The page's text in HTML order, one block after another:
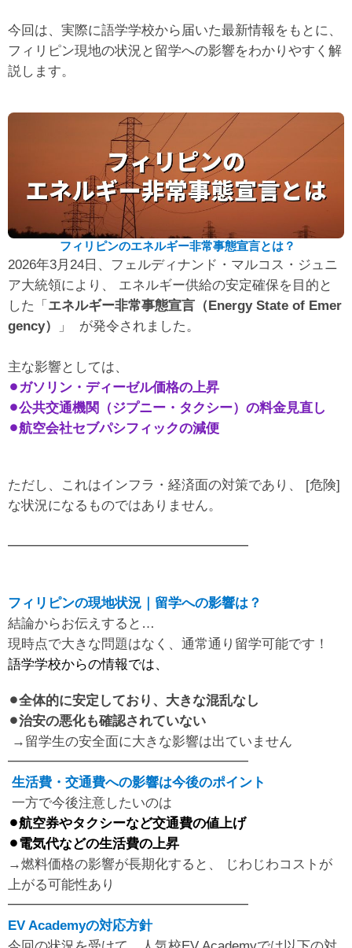
今回は、実際に語学学校から届いた最新情報をもとに、
フィリピン現地の状況と留学への影響をわかりやすく解
説します。
フィリピンのエネルギー非常事態宣言とは？
2026年3月24日、フェルディナンド・マルコス・ジュニ
ア大統領により、 エネルギー供給の安定確保を目的と
した「 エネルギー非常事態宣言（Energy State of Emer
gency）
」 が発令されました。
主な影響としては、
⚫︎ガソリン・ディーゼル価格の上昇
⚫︎公共交通機関（ジプニー・タクシー）の料金見直し
⚫︎航空会社セブパシフィックの減便
ただし、これはインフラ・経済面の対策であり、 [危険]
な状況になるものではありません。
━━━━━━━━━━━━━━━━━━
フィリピンの現地状況｜留学への影響は？
結論からお伝えすると…
現時点で大きな問題はなく、通常通り留学可能です！
語学学校からの情報では、
⚫︎全体的に安定しており、大きな混乱なし
⚫︎治安の悪化も確認されていない
→留学生の安全面に大きな影響は出ていません
━━━━━━━━━━━━━━━━━━
生活費・交通費への影響は今後のポイント
一方で今後注意したいのは
⚫︎航空券やタクシーなど交通費の値上げ
⚫︎電気代などの生活費の上昇
→燃料価格の影響が長期化すると、 じわじわコストが
上がる可能性あり
━━━━━━━━━━━━━━━━━━
EV Academyの対応方針